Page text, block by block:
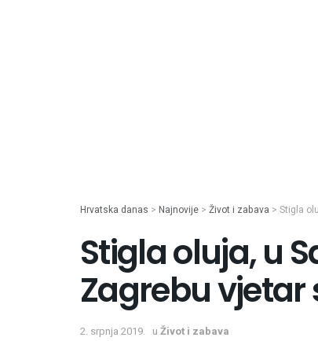
Hrvatska danas > Najnovije > Život i zabava > Stigla
Stigla oluja, u
Zagrebu vjetar
2. srpnja 2019. u Život i zabava